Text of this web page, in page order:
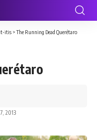
itis >The Running Dead Querétaro
2013